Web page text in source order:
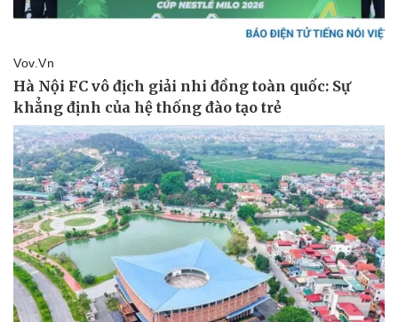
Pháp luật
Vụ án
Tin nóng
Tư vấn luật
Quân sự - Quốc phòng
Vũ khí
Việt Nam
Phân tích